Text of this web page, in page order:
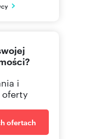
i
ofertach